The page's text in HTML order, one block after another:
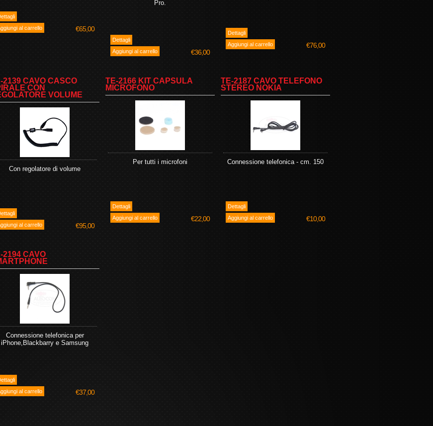
€65,00
Pro.
€36,00
€76,00
2139 CAVO CASCO
CON
VOLUME
Con regolatore di volume
€95,00
TE-2166 KIT CAPSULA
MICROFONO
Per tutti i microfoni
€22,00
TE-2187 CAVO TELEFONO
STEREO NOKIA
Connessione telefonica - cm. 150
€10,00
2194 CAVO
Connessione telefonica per
iPhone,Blackbarry e Samsung
€37,00